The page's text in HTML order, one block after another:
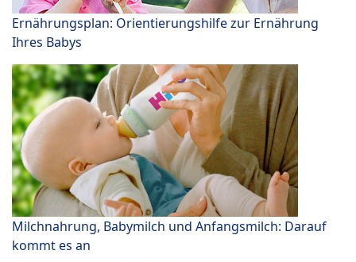
Ernährungsplan: Orientierungshilfe zur Ernährung
Ihres Babys
Milchnahrung, Babymilch und Anfangsmilch: Darauf
kommt es an